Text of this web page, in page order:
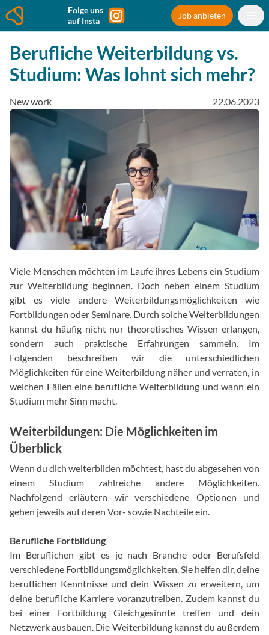
Folge uns
auf Insta
Job anbieten
Berufliche Weiterbildung vs.
Studium: Was lohnt sich mehr?
New work 22.06.2023
Viele Menschen möchten im Laufe ihres Lebens ein Studium
zur Weiterbildung beginnen. Doch neben einem Studium
gibt es viele andere Weiterbildungsmöglichkeiten wie
Fortbildungen oder Seminare. Durch solche Weiterbildungen
kannst du häufig nicht nur theoretisches Wissen erlangen,
sondern auch praktische Erfahrungen sammeln. Im
Folgenden beschreiben wir die unterschiedlichen
Möglichkeiten für eine Weiterbildung näher und verraten, in
welchen Fällen eine berufliche Weiterbildung und wann ein
Studium mehr Sinn macht.
Weiterbildungen: Die Möglichkeiten im
Überblick
Wenn du dich weiterbilden möchtest, hast du abgesehen von
einem Studium zahlreiche andere Möglichkeiten.
Nachfolgend erläutern wir verschiedene Optionen und
gehen jeweils auf deren Vor- sowie Nachteile ein.
Berufliche Fortbildung
Im Beruflichen gibt es je nach Branche oder Berufsfeld
verschiedene Fortbildungsmöglichkeiten. Sie helfen dir, deine
beruflichen Kenntnisse und dein Wissen zu erweitern, um
deine berufliche Karriere voranzutreiben. Zudem kannst du
bei einer Fortbildung Gleichgesinnte treffen und dein
Netzwerk ausbauen. Die Weiterbildung kannst du außerdem